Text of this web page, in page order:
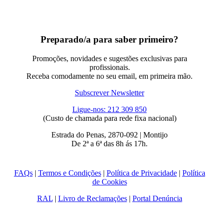
Preparado/a para saber primeiro?
Promoções, novidades e sugestões exclusivas para
profissionais.
Receba comodamente no seu email, em primeira mão.
Subscrever Newsletter
Ligue-nos: 212 309 850
(Custo de chamada para rede fixa nacional)
Estrada do Penas, 2870-092 | Montijo
De 2ª a 6ª das 8h ás 17h.
FAQs| Termos e Condições| Política de Privacidade| Política
de Cookies
RAL| Livro de Reclamações| Portal Denúncia